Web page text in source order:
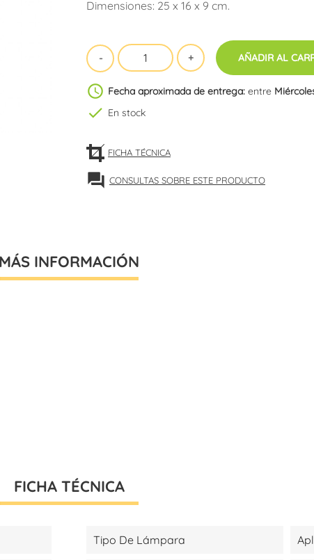
Dimensiones: 25 x 16 x 9 cm.
AÑADIR AL
schedule Fecha aproximada de entrega: entre
check En stock
FICHA TÉCNICA
forum CONSULTAS SOBRE ESTE PRODUCTO
MÁS INFORMACIÓN
FICHA TÉCNICA
Tipo De Lámpara